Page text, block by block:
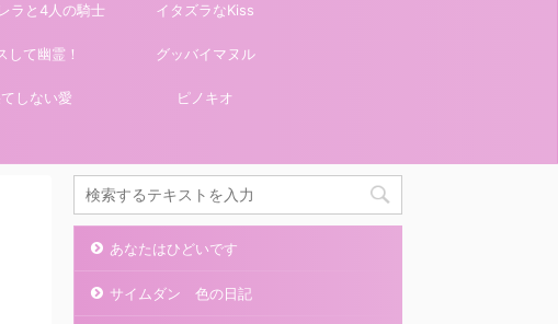
ラと4人の騎士 イタズラなKiss
して幽霊！ グッバイマヌル
しない愛 ピノキオ
あなたはひどいです
サイムダン 色の日記